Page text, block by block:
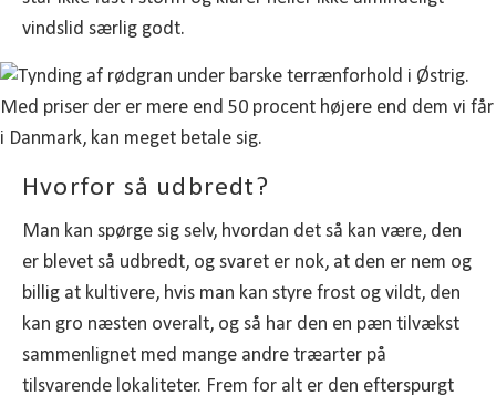
vindslid særlig godt.
Hvorfor så udbredt?
Man kan spørge sig selv, hvordan det så kan være, den
er blevet så udbredt, og svaret er nok, at den er nem og
billig at kultivere, hvis man kan styre frost og vildt, den
kan gro næsten overalt, og så har den en pæn tilvækst
sammenlignet med mange andre træarter på
tilsvarende lokaliteter. Frem for alt er den efterspurgt